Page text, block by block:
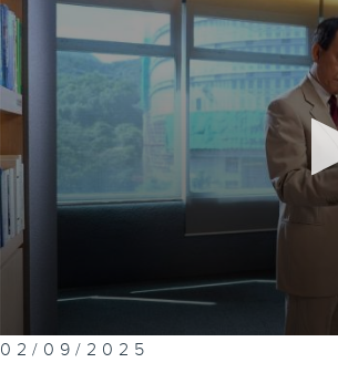
0
seconds
02/09/2025